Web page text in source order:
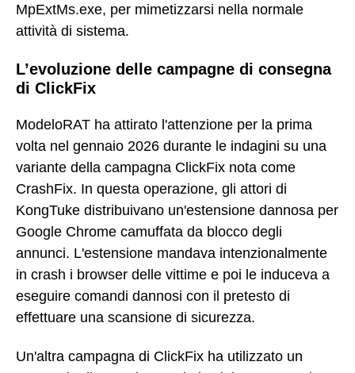
MpExtMs.exe, per mimetizzarsi nella normale
attività di sistema.
L’evoluzione delle campagne di consegna
di ClickFix
ModeloRAT ha attirato l'attenzione per la prima
volta nel gennaio 2026 durante le indagini su una
variante della campagna ClickFix nota come
CrashFix. In questa operazione, gli attori di
KongTuke distribuivano un'estensione dannosa per
Google Chrome camuffata da blocco degli
annunci. L'estensione mandava intenzionalmente
in crash i browser delle vittime e poi le induceva a
eseguire comandi dannosi con il pretesto di
effettuare una scansione di sicurezza.
Un'altra campagna di ClickFix ha utilizzato un